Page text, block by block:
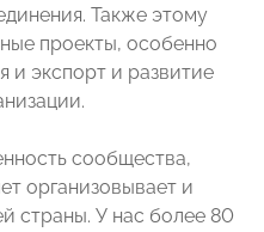
Также этому
проекты, особенно
и экспорт и развитие
сообщества,
организовывает и
страны. У нас более 80